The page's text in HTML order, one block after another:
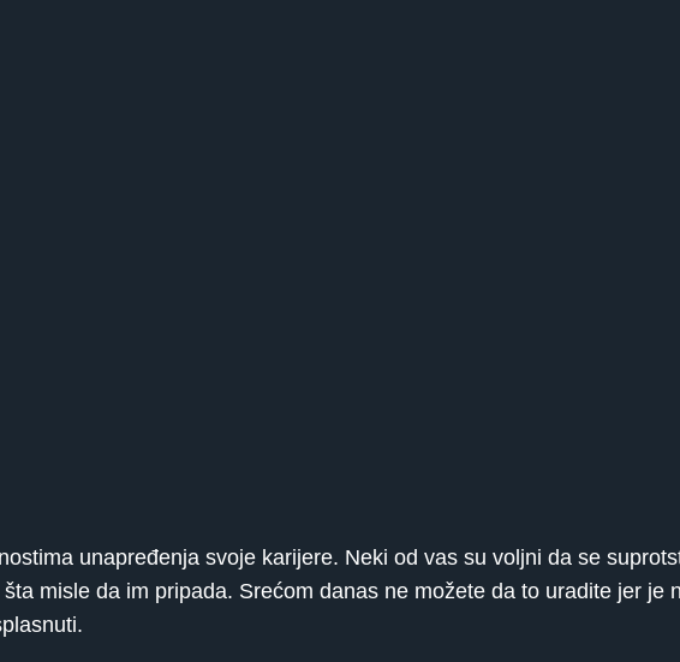
unapređenja svoje karijere. Neki od vas su voljni da se
misle da im pripada. Srećom danas ne možete da to uradite jer je